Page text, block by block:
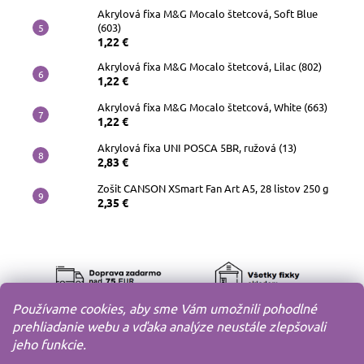
Používame cookies, aby sme Vám umožnili pohodlné
prehliadanie webu a vďaka analýze neustále zlepšovali
jeho funkcie.
Akrylová fixa M&G Mocalo štetcová, Soft Blue
(603)
1,22 €
Akrylová fixa M&G Mocalo štetcová, Lilac (802)
1,22 €
Akrylová fixa M&G Mocalo štetcová, White (663)
1,22 €
Akrylová fixa UNI POSCA 5BR, ružová (13)
2,83 €
Zošit CANSON XSmart Fan Art A5, 28 listov 250 g
2,35 €